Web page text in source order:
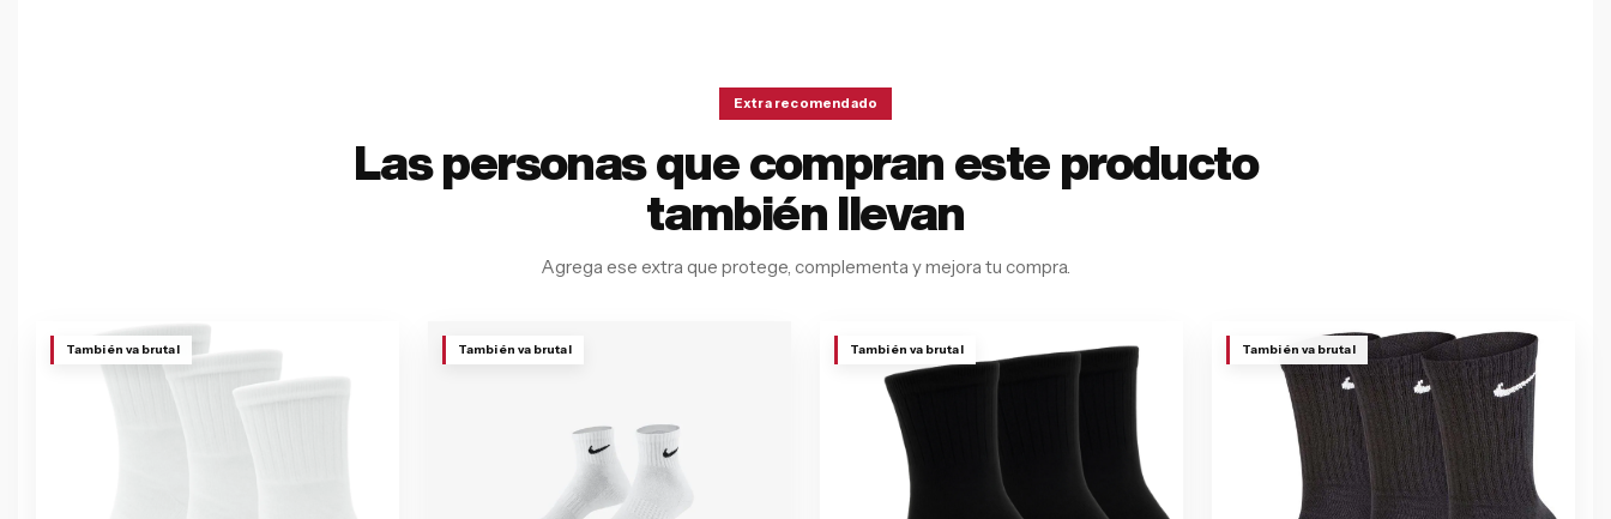
Extra recomendado
Las personas que compran este producto
también llevan
Agrega ese extra que protege, complementa y mejora tu compra.
También va brutal También va brutal También va brutal También va brutal